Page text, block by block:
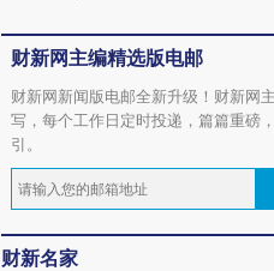
财新网主编精选版电邮
财新网新闻版电邮全新升级！财新网
写，每个工作日定时投递，篇篇重磅
引。
财新名家